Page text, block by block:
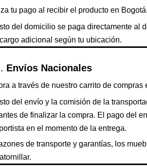
tu pago al recibir el producto en Bogotá.
del domicilio se paga directamente al
adicional según tu ubicación.
Envíos Nacionales
a través de nuestro carrito de compras
del envío y la comisión de la
de finalizar la compra. El pago del
en el momento de la entrega.
de transporte y garantías, los